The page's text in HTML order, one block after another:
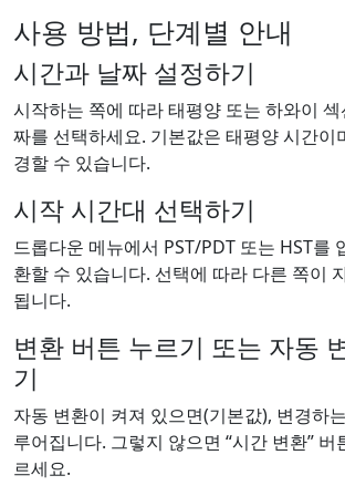
사용 방법, 단계별 안내
시간과 날짜 설정하기
시작하는 쪽에 따라 태평양 또는 하와이
짜를 선택하세요. 기본값은 태평양 시간이
경할 수 있습니다.
시작 시간대 선택하기
드롭다운 메뉴에서 PST/PDT 또는 HST를
환할 수 있습니다. 선택에 따라 다른 쪽이
됩니다.
변환 버튼 누르기 또는 자동
기
자동 변환이 켜져 있으면(기본값), 변경하
루어집니다. 그렇지 않으면 “시간 변환” 버
르세요.